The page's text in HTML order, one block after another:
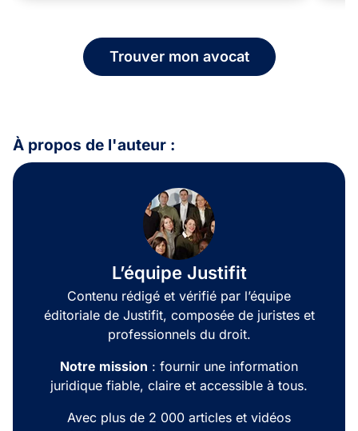
Trouver mon avocat
À propos de l'auteur :
L’équipe Justifit
Contenu rédigé et vérifié par l’équipe
éditoriale de Justifit, composée de juristes et
professionnels du droit.
Notre mission : fournir une information
juridique fiable, claire et accessible à tous.
Avec plus de 2 000 articles et vidéos